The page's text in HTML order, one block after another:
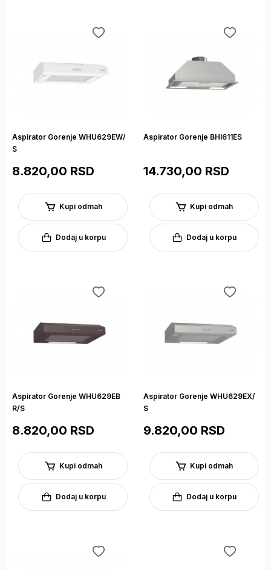
Aspirator Gorenje WHU629EW/
S
8.820,00 RSD
Kupi odmah
Dodaj u korpu
Aspirator Gorenje BHI611ES
14.730,00 RSD
Kupi odmah
Dodaj u korpu
Aspirator Gorenje WHU629EB
R/S
8.820,00 RSD
Kupi odmah
Dodaj u korpu
Aspirator Gorenje WHU629EX/
S
9.820,00 RSD
Kupi odmah
Dodaj u korpu